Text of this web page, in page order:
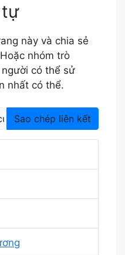
này và chia sẻ
nhóm trò
có thể sử
nhất có thể.
Sao chép liên kết